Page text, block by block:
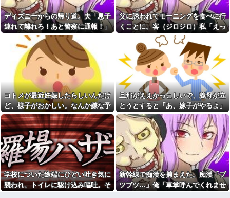
16歳から結婚するまで、既婚
男性をからかうことを繰り返し
ていた。その結果、中には本当
に離婚する人までいて…
新郎「ご祝儀は1万5千円で統
一します」私「え、それって普
通なの？」→結婚式を前に届い
た連絡に周囲も困惑して…
よく猫に懐かれる。「猫は人
を見る目があるんだ」と自慢し
てきたけれど、今日たまたま読
んだ記事であることを目にした
SCの駐車場に不審者を発見。
ママ「ドアが開かない。JAF呼
ばなきゃダメかな」私（ちょっ
と待てその車は私のだ！）→我
に返って、証拠取らなきゃ！
と....
【ネタバレ注意】ワンピース
最新話のルフィさん、死にかけ
を助けてもらったジジイに悪態
を吐いてしまう・・・
【画像】セブンイレブンのバ
イト「AIにちいかわの画像を食
「良い部屋に入れて羨まし
い」入院中の父の個室に入り浸
る見ず知らずの大部屋おばあさ
ん…勝手にお菓子を食べ小遣い
まで貰う泥棒ババアを通報して
やった ←赤の他人から金貰うと
か図々しいにも程がある
「残業＝悪」と決めつける風
潮にブチ切れ！割増手当で稼げ
るボーナスタイムなのに「残業
ゼロ」を押し付けて人の収入ま
で減らすな！残業したくない奴
は勝手に定時で帰ればいいだ
ろ！！
旦那の携帯に義母から着信。
「たーくん？（←旦那）パパ
（←義父）の誕生日ご飯どうす
る？」
長女の免許証と金を盗んで逃
亡した次女が長女の名前を語り
キャバクラで働いて彼氏()の家を
渡り歩いていたのを三年以上探
してやっととっ捕まえた
【画像】30歳ワイの体組成、
めちゃくちゃ…
ディズニーからの帰り道。夫「息子
連れて離れろ！あと警察に通報！」
私「助けて！」駅員「どうしまし
た！？」→トンデモナイことに…
父に誘われてモーニングを食べに行
くことに。客（ジロジロ）私「えっ
何？」店員「見ての通りの状況なの
で…」→まさかの対応をされて...
コトメが最近妊娠したらしいんだけ
ど、様子がおかしい。なんか嫌な予
感がして、コトメにこっそり電話し
たら...
旦那がええかっこしいで、義母が立
とうとすると「あ、嫁子がやるよ」
といつも言う。回数を重ねるごとに
イライラして...
学校についた途端にひどい吐き気に
襲われ、トイレに駆け込み嘔吐。そ
新幹線で痴漢を捕まえた。痴漢「ブ
ツブツ…」俺「車掌呼んでくれませ